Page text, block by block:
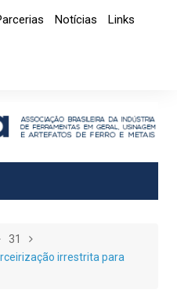
Notícias
Links
31
irrestrita para